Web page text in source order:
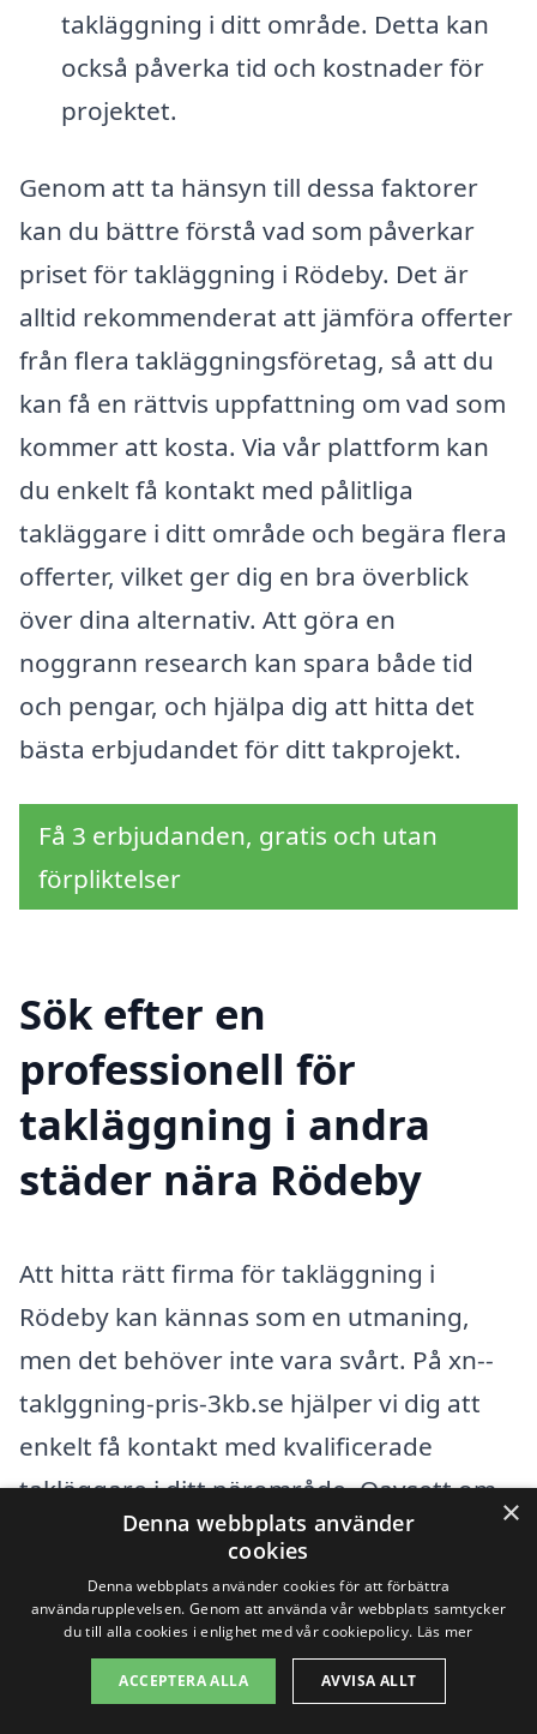
takläggning i ditt område. Detta kan
också påverka tid och kostnader för
projektet.
Genom att ta hänsyn till dessa faktorer
kan du bättre förstå vad som påverkar
priset för takläggning i Rödeby. Det är
alltid rekommenderat att jämföra offerter
från flera takläggningsföretag, så att du
kan få en rättvis uppfattning om vad som
kommer att kosta. Via vår plattform kan
du enkelt få kontakt med pålitliga
takläggare i ditt område och begära flera
offerter, vilket ger dig en bra överblick
över dina alternativ. Att göra en
noggrann research kan spara både tid
och pengar, och hjälpa dig att hitta det
bästa erbjudandet för ditt takprojekt.
Få 3 erbjudanden, gratis och utan
förpliktelser
Sök efter en
professionell för
takläggning i andra
städer nära Rödeby
Att hitta rätt firma för takläggning i
Rödeby kan kännas som en utmaning,
men det behöver inte vara svårt. På xn--
taklggning-pris-3kb.se hjälper vi dig att
enkelt få kontakt med kvalificerade
takläggare i ditt närområde. Oavsett om
du behöver ett takbyte, reparation eller
en ny installation av takmaterial, har vi
resurserna för att stödja dig.
Rödeby ligger i en vacker del av
×
Denna webbplats använder
cookies
Denna webbplats använder cookies för att förbättra
användarupplevelsen. Genom att använda vår webbplats samtycker
du till alla cookies i enlighet med vår cookiepolicy. Läs mer
ACCEPTERA ALLA AVVISA ALLT